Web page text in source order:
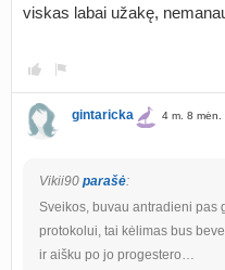
viskas labai užakę,
gintaricka 4 m. 8 mėn.
Vikii90 parašė:
Sveikos, buvau antradieni pas
protokolui, tai kėlimas bus
ir aišku po jo progestero…